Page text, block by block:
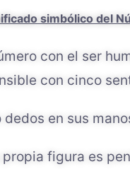
simbólico del
con el ser
con cinco
en sus
propia figura es